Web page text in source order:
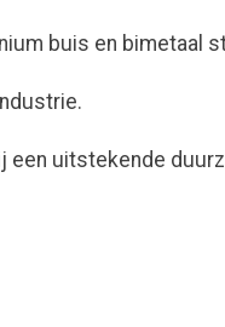
buis en bimetaal
een uitstekende